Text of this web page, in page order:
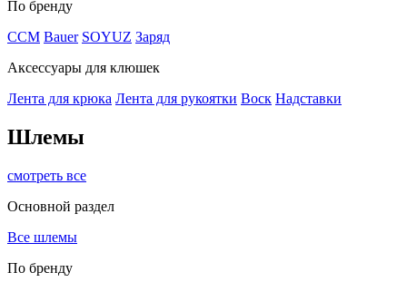
По бренду
CCM Bauer SOYUZ Заряд
Аксессуары для клюшек
Лента для крюка Лента для рукоятки Воск Надставки
Шлемы
смотреть все
Основной раздел
Все шлемы
По бренду